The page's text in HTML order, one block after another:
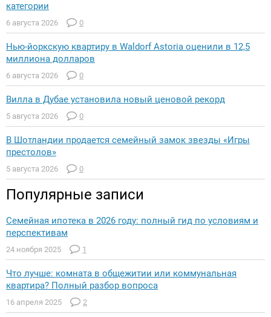
категории
6 августа 2026 0
Нью-йоркскую квартиру в Waldorf Astoria оценили в 12,5
миллиона долларов
6 августа 2026 0
Вилла в Дубае установила новый ценовой рекорд
5 августа 2026 0
В Шотландии продается семейный замок звезды «Игры
престолов»
5 августа 2026 0
Популярные записи
Семейная ипотека в 2026 году: полный гид по условиям и
перспективам
24 ноября 2025 1
Что лучше: комната в общежитии или коммунальная
квартира? Полный разбор вопроса
16 апреля 2025 2